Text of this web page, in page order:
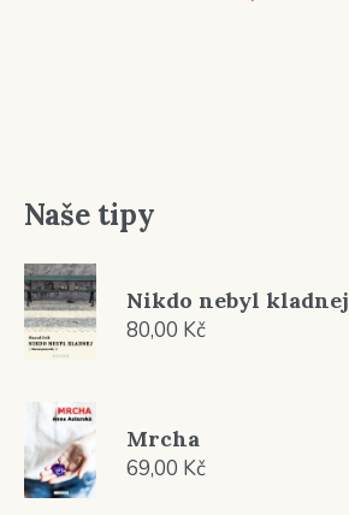
Naše tipy
Nikdo nebyl kladnej
80,00 Kč
Mrcha
69,00 Kč